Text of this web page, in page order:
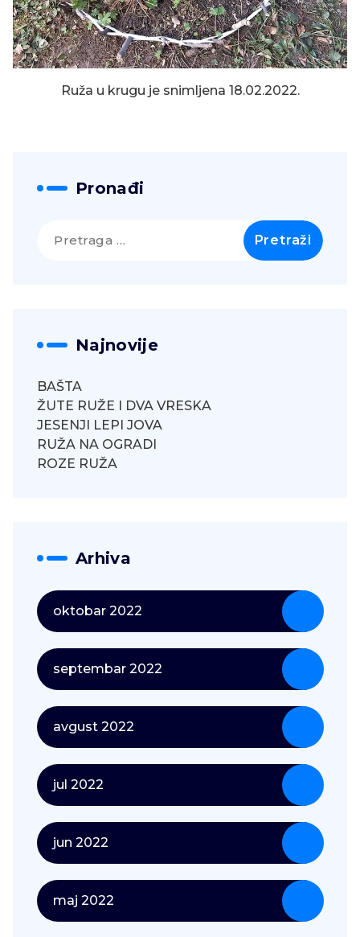
Ruža u krugu je snimljena 18.02.2022.
Pronađi
Najnovije
BAŠTA
ŽUTE RUŽE I DVA VRESKA
JESENJI LEPI JOVA
RUŽA NA OGRADI
ROZE RUŽA
Arhiva
oktobar 2022
septembar 2022
avgust 2022
jul 2022
jun 2022
maj 2022